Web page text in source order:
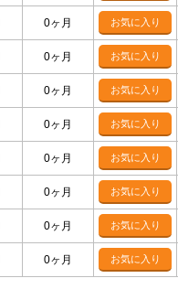
0ヶ月 お気に入り
0ヶ月 お気に入り
0ヶ月 お気に入り
0ヶ月 お気に入り
0ヶ月 お気に入り
0ヶ月 お気に入り
0ヶ月 お気に入り
0ヶ月 お気に入り